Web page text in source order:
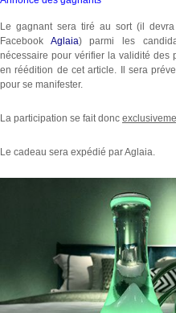
Le gagnant sera tiré au sort (il
Facebook Aglaia) parmi les
nécessaire pour vérifier la validité des
en réédition de cet article. Il sera
pour se manifester.
La participation se fait donc
Le cadeau sera expédié par Aglaia.